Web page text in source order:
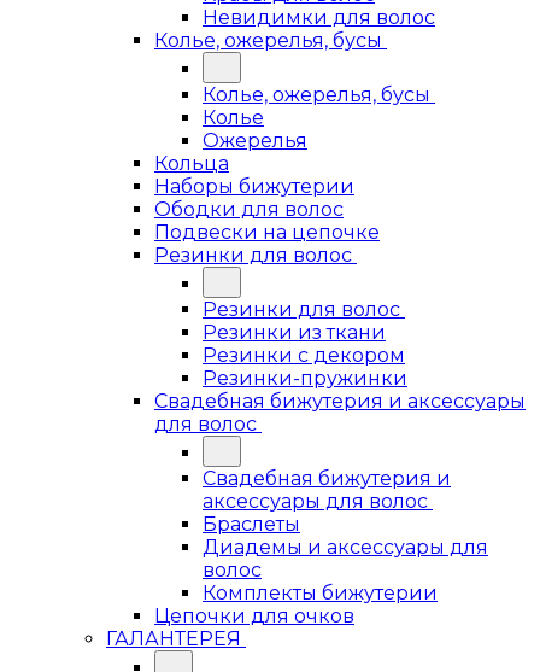
Невидимки для волос
Колье, ожерелья, бусы
Колье, ожерелья, бусы
Колье
Ожерелья
Кольца
Наборы бижутерии
Ободки для волос
Подвески на цепочке
Резинки для волос
Резинки для волос
Резинки из ткани
Резинки с декором
Резинки-пружинки
Свадебная бижутерия и аксессуары
для волос
Свадебная бижутерия и
аксессуары для волос
Браслеты
Диадемы и аксессуары для
волос
Комплекты бижутерии
Цепочки для очков
ГАЛАНТЕРЕЯ